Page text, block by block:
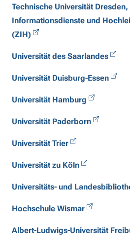
Technische Universität
Informationsdienste und
(ZIH)
Universität des Saarlandes
Universität Duisburg-Essen
Universität Hamburg
Universität Paderborn
Universität Trier
Universität zu Köln
Universitäts- und
Hochschule Wismar
Albert-Ludwigs-Universität